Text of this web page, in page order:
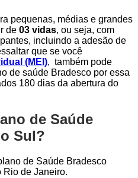
pequenas, médias e grandes
de 03 vidas, ou seja, com
incluindo a adesão de
que se você
(MEI), também pode
de saúde Bradesco por essa
180 dias da abertura do
de Saúde
Sul?
de Saúde Bradesco
Rio de Janeiro.